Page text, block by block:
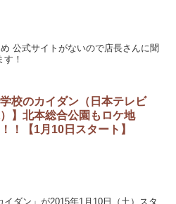
公式サイトがないので店長さんに聞
！
学校のカイダン（日本テレビ
】北本総合公園もロケ地
！【1月10日スタート】
ダン」が2015年1月10日（土）スタ